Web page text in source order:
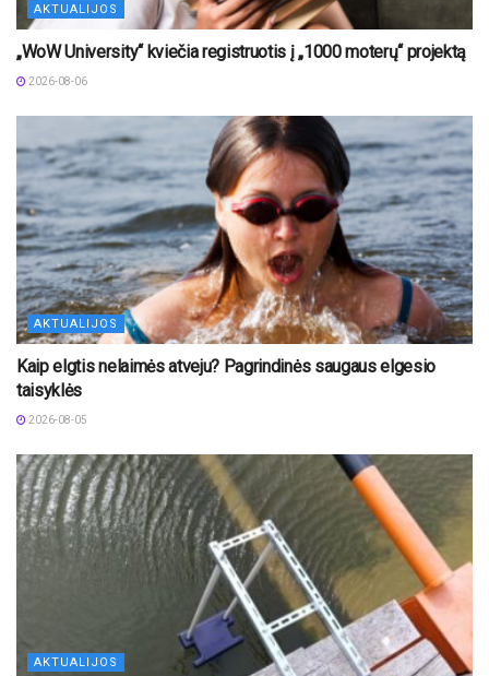
AKTUALIJOS
„WoW University“ kviečia registruotis į „1000 moterų“ projektą
2026-08-06
AKTUALIJOS
Kaip elgtis nelaimės atveju? Pagrindinės saugaus elgesio
taisyklės
2026-08-05
AKTUALIJOS